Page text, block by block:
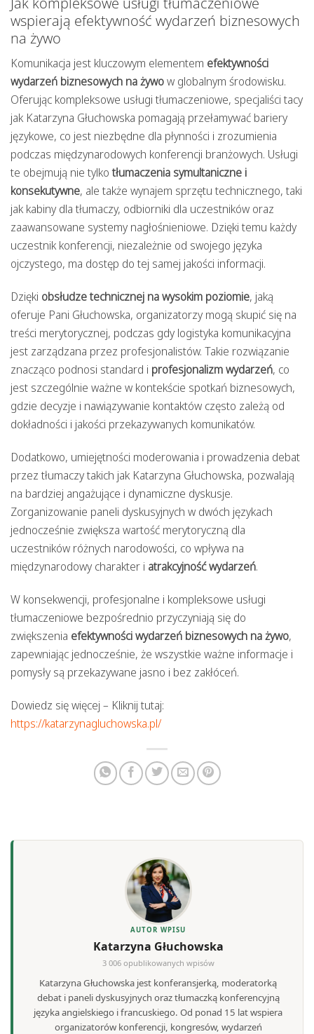
wspierają efektywność wydarzeń biznesowych
na żywo
Komunikacja jest kluczowym elementem efektywności
wydarzeń biznesowych na żywow globalnym środowisku.
Oferując kompleksowe usługi tłumaczeniowe, specjaliści tacy
jak Katarzyna Głuchowska pomagają przełamywać bariery
językowe, co jest niezbędne dla płynności i zrozumienia
podczas międzynarodowych konferencji branżowych. Usługi
te obejmują nie tylkotłumaczenia symultaniczne i
konsekutywne, ale także wynajem sprzętu technicznego, taki
jak kabiny dla tłumaczy, odbiorniki dla uczestników oraz
zaawansowane systemy nagłośnieniowe. Dzięki temu każdy
uczestnik konferencji, niezależnie od swojego języka
ojczystego, ma dostęp do tej samej jakości informacji.
Dzięki obsłudze technicznej na wysokim poziomie, jaką
oferuje Pani Głuchowska, organizatorzy mogą skupić się na
treści merytorycznej, podczas gdy logistyka komunikacyjna
jest zarządzana przez profesjonalistów. Takie rozwiązanie
znacząco podnosi standard i profesjonalizm wydarzeń, co
jest szczególnie ważne w kontekście spotkań biznesowych,
gdzie decyzje i nawiązywanie kontaktów często zależą od
dokładności i jakości przekazywanych komunikatów.
Dodatkowo, umiejętności moderowania i prowadzenia debat
przez tłumaczy takich jak Katarzyna Głuchowska, pozwalają
na bardziej angażujące i dynamiczne dyskusje.
Zorganizowanie paneli dyskusyjnych w dwóch językach
jednocześnie zwiększa wartość merytoryczną dla
uczestników różnych narodowości, co wpływa na
międzynarodowy charakter i atrakcyjność wydarzeń.
W konsekwencji, profesjonalne i kompleksowe usługi
tłumaczeniowe bezpośrednio przyczyniają się do
zwiększenia efektywności wydarzeń biznesowych na żywo,
zapewniając jednocześnie, że wszystkie ważne informacje i
pomysły są przekazywane jasno i bez zakłóceń.
Dowiedz się więcej – Kliknij tutaj:
https://katarzynagluchowska.pl/
AUTOR WPISU
Katarzyna Głuchowska
3 006 opublikowanych wpisów
Katarzyna Głuchowska jest konferansjerką, moderatorką
debat i paneli dyskusyjnych oraz tłumaczką konferencyjną
języka angielskiego i francuskiego. Od ponad 15 lat wspiera
organizatorów konferencji, kongresów, wydarzeń